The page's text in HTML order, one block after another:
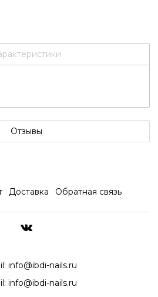
Отзывы
Доставка Обратная связь
info@ibdi-nails.ru
info@ibdi-nails.ru